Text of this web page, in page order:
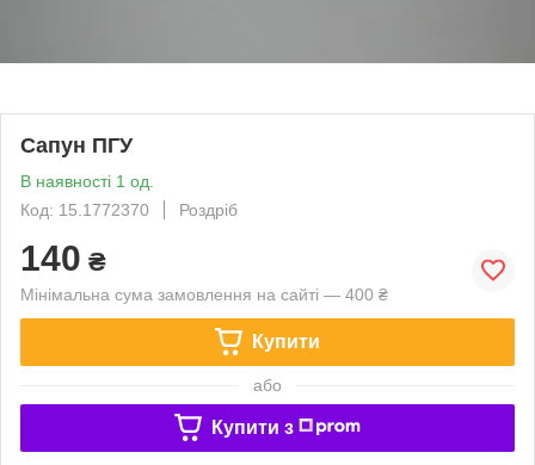
Сапун ПГУ
В наявності 1 од.
Код: 15.1772370
Роздріб
140 ₴
Мінімальна сума замовлення на сайті — 400 ₴
Купити
або
Купити з